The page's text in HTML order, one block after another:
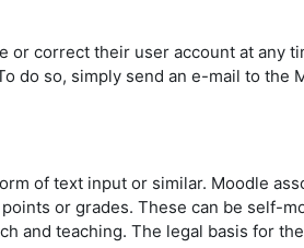
correct their user account at any
do so, simply send an e-mail to the
of text input or similar. Moodle
or grades. These can be self-
teaching. The legal basis for